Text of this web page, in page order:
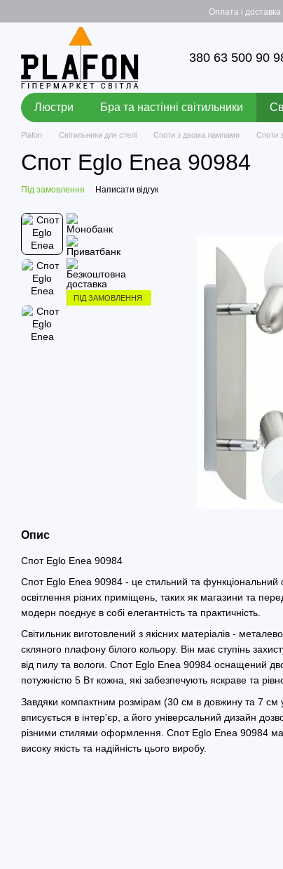
Оплата і доставка
380 63 500 90
Люстри Бра та настінні світильники
Plafon Світильники для стелі Споти з двома лампами Споти
Спот Eglo Enea 90984
Під замовлення Написати відгук
ПІД ЗАМОВЛЕННЯ
Опис
Спот Eglo Enea 90984
Спот Eglo Enea 90984 - це стильний та функціональний
освітлення різних приміщень, таких як магазини та
модерн поєднує в собі елегантність та практичність.
Світильник виготовлений з якісних матеріалів -
скляного плафону білого кольору. Він має ступінь
від пилу та вологи. Спот Eglo Enea 90984 оснащений
потужністю 5 Вт кожна, які забезпечують яскраве та
Завдяки компактним розмірам (30 см в довжину та 7 см
вписується в інтер'єр, а його універсальний дизайн
різними стилями оформлення. Спот Eglo Enea 90984
високу якість та надійність цього виробу.